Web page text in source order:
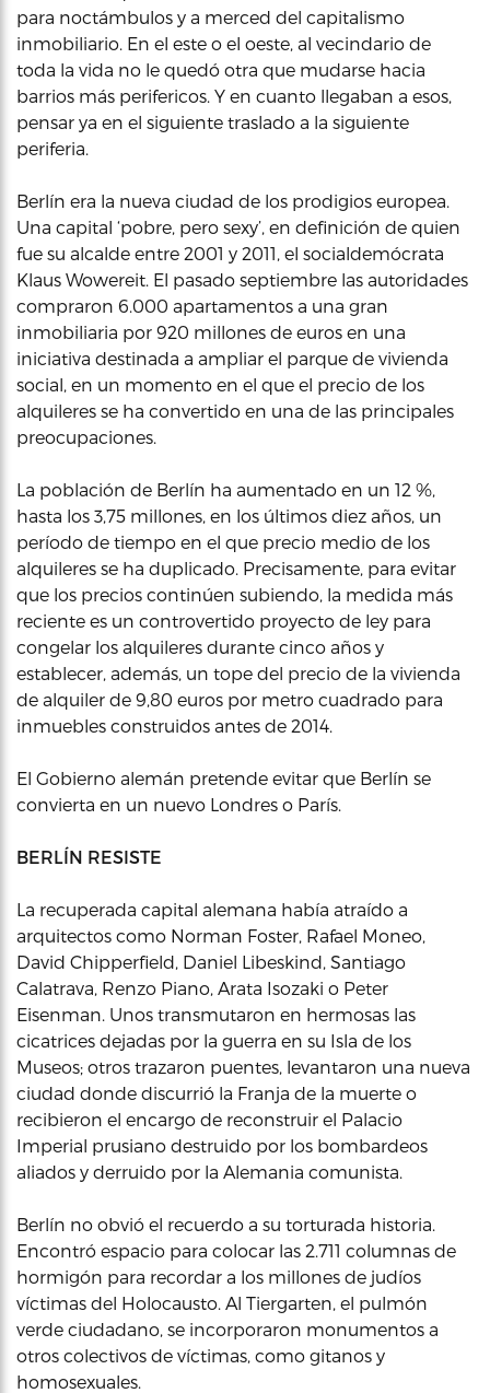
para noctámbulos y a merced del capitalismo
inmobiliario. En el este o el oeste, al vecindario de
toda la vida no le quedó otra que mudarse hacia
barrios más perifericos. Y en cuanto llegaban a esos,
pensar ya en el siguiente traslado a la siguiente
periferia.
Berlín era la nueva ciudad de los prodigios europea.
Una capital ‘pobre, pero sexy’, en definición de quien
fue su alcalde entre 2001 y 2011, el socialdemócrata
Klaus Wowereit. El pasado septiembre las autoridades
compraron 6.000 apartamentos a una gran
inmobiliaria por 920 millones de euros en una
iniciativa destinada a ampliar el parque de vivienda
social, en un momento en el que el precio de los
alquileres se ha convertido en una de las principales
preocupaciones.
La población de Berlín ha aumentado en un 12 %,
hasta los 3,75 millones, en los últimos diez años, un
período de tiempo en el que precio medio de los
alquileres se ha duplicado. Precisamente, para evitar
que los precios continúen subiendo, la medida más
reciente es un controvertido proyecto de ley para
congelar los alquileres durante cinco años y
establecer, además, un tope del precio de la vivienda
de alquiler de 9,80 euros por metro cuadrado para
inmuebles construidos antes de 2014.
El Gobierno alemán pretende evitar que Berlín se
convierta en un nuevo Londres o París.
BERLÍN RESISTE
La recuperada capital alemana había atraído a
arquitectos como Norman Foster, Rafael Moneo,
David Chipperfield, Daniel Libeskind, Santiago
Calatrava, Renzo Piano, Arata Isozaki o Peter
Eisenman. Unos transmutaron en hermosas las
cicatrices dejadas por la guerra en su Isla de los
Museos; otros trazaron puentes, levantaron una nueva
ciudad donde discurrió la Franja de la muerte o
recibieron el encargo de reconstruir el Palacio
Imperial prusiano destruido por los bombardeos
aliados y derruido por la Alemania comunista.
Berlín no obvió el recuerdo a su torturada historia.
Encontró espacio para colocar las 2.711 columnas de
hormigón para recordar a los millones de judíos
víctimas del Holocausto. Al Tiergarten, el pulmón
verde ciudadano, se incorporaron monumentos a
otros colectivos de víctimas, como gitanos y
homosexuales.